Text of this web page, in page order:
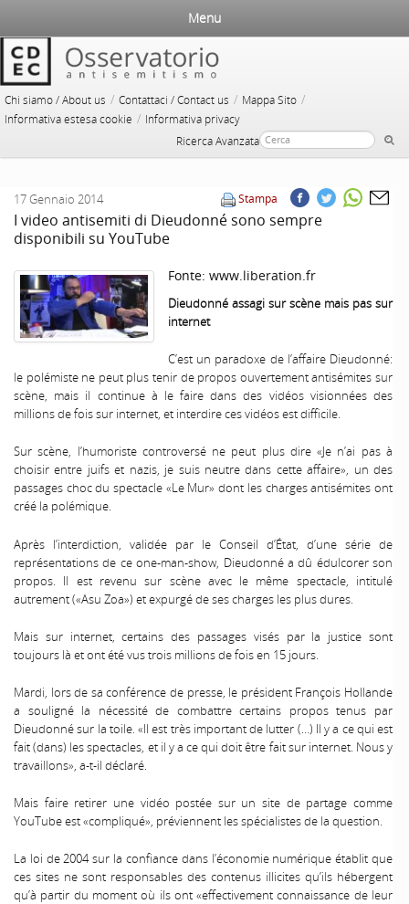
Chi siamo / About us / Contattaci / Contact us / Mappa Sito /
Informativa estesa cookie / Informativa privacy
Ricerca Avanzata
Menu
Stampa
17 Gennaio 2014
I video antisemiti di Dieudonné sono sempre
disponibili su YouTube
Fonte: www.liberation.fr
Dieudonné assagi sur scène mais pas sur
internet
C’est un paradoxe de l’affaire Dieudonné:
le polémiste ne peut plus tenir de propos ouvertement antisémites sur
scène, mais il continue à le faire dans des vidéos visionnées des
millions de fois sur internet, et interdire ces vidéos est difficile.
Sur scène, l’humoriste controversé ne peut plus dire «Je n’ai pas à
choisir entre juifs et nazis, je suis neutre dans cette affaire», un des
passages choc du spectacle «Le Mur» dont les charges antisémites ont
créé la polémique.
Après l’interdiction, validée par le Conseil d’État, d’une série de
représentations de ce one-man-show, Dieudonné a dû édulcorer son
propos. Il est revenu sur scène avec le même spectacle, intitulé
autrement («Asu Zoa») et expurgé de ses charges les plus dures.
Mais sur internet, certains des passages visés par la justice sont
toujours là et ont été vus trois millions de fois en 15 jours.
Mardi, lors de sa conférence de presse, le président François Hollande
a souligné la nécessité de combattre certains propos tenus par
Dieudonné sur la toile. «Il est très important de lutter (…) Il y a ce qui est
fait (dans) les spectacles, et il y a ce qui doit être fait sur internet. Nous y
travaillons», a-t-il déclaré.
Mais faire retirer une vidéo postée sur un site de partage comme
YouTube est «compliqué», préviennent les spécialistes de la question.
La loi de 2004 sur la confiance dans l’économie numérique établit que
ces sites ne sont responsables des contenus illicites qu’ils hébergent
qu’à partir du moment où ils ont «effectivement connaissance de leur